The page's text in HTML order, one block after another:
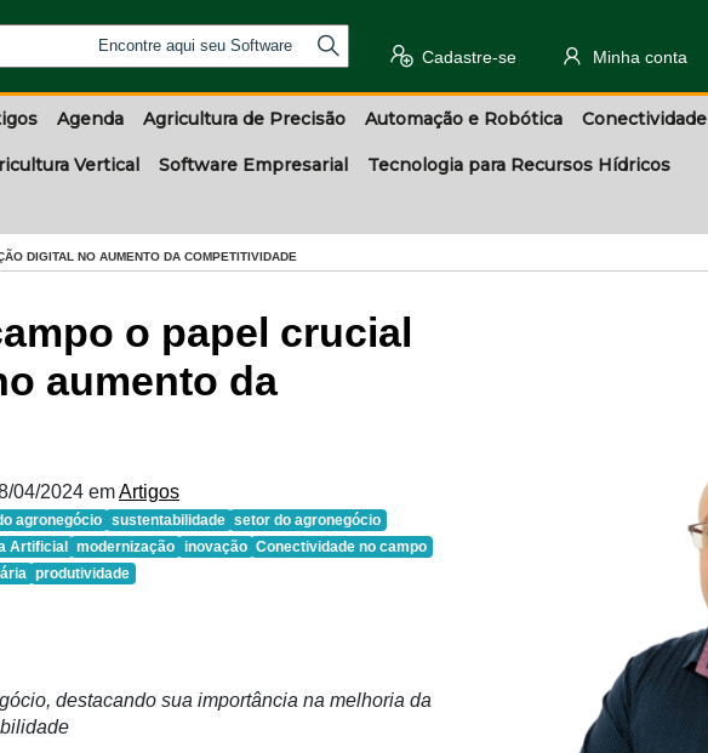
Encontre aqui seu Software
Cadastre-se Minha conta
Agenda Agricultura de Precisão Automação e Robótica Conectividade
Vertical Software Empresarial Tecnologia para Recursos Hídricos
DIGITAL NO AUMENTO DA COMPETITIVIDADE
o papel crucial
aumento da
04/2024 emArtigos
agronegócio sustentabilidade setor do agronegócio
Artificial modernização inovação Conectividade no campo
produtividade
destacando sua importância na melhoria da